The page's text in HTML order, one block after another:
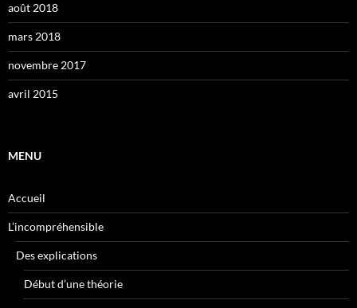
août 2018
mars 2018
novembre 2017
avril 2015
MENU
Accueil
L’incompréhensible
Des explications
Début d’une théorie